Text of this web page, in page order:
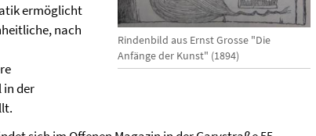
Rindenbild aus Ernst Grosse "Die
Anfänge der Kunst" (1894)
ermöglicht
nach
in der